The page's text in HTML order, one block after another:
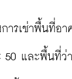
ารเช่าพื้นที่อา
50 และพื้นที่ว่